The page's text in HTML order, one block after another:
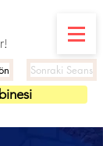
Sonraki Seans